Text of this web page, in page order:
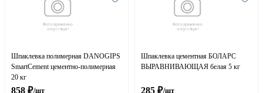
Шпаклевка полимерная DANOGIPS
SmartCement цементно-полимерная
20 кг
858 ₽/шт
Шпаклевка цементная БОЛАРС
ВЫРАВНИВАЮЩАЯ белая 5 кг
285 ₽/шт